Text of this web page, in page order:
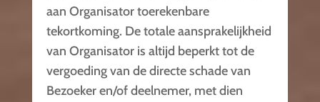
aan Organisator toerekenbare
tekortkoming. De totale aansprakelijkheid
van Organisator is altijd beperkt tot de
vergoeding van de directe schade van
Bezoeker en/of deelnemer, met dien